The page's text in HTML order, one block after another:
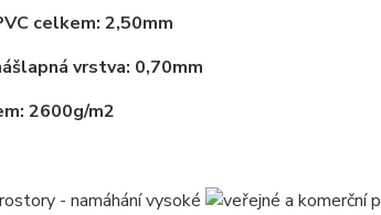
celkem: 2,50mm
vrstva: 0,70mm
2600g/m2